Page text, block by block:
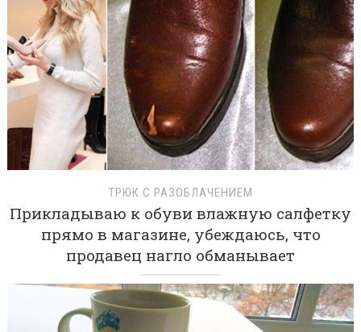
ТРЮК С РАЗОБЛАЧЕНИЕМ
Прикладываю к обуви влажную салфетку
прямо в магазине, убеждаюсь, что
продавец нагло обманывает